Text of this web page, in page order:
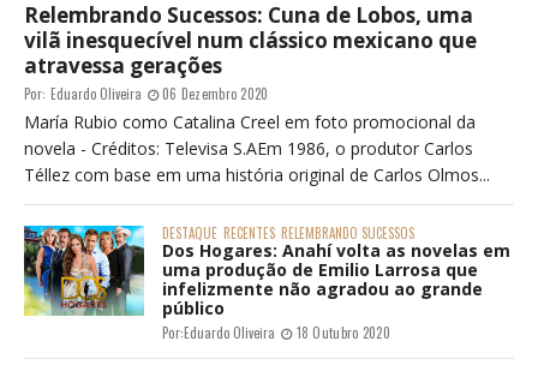
Relembrando Sucessos: Cuna de Lobos, uma
vilã inesquecível num clássico mexicano que
atravessa gerações
Por: Eduardo Oliveira 06 Dezembro 2020
María Rubio como Catalina Creel em foto promocional da
novela - Créditos: Televisa S.AEm 1986, o produtor Carlos
Téllez com base em uma história original de Carlos Olmos...
DESTAQUE RECENTES RELEMBRANDO SUCESSOS
Dos Hogares: Anahí volta as novelas em
uma produção de Emilio Larrosa que
infelizmente não agradou ao grande
público
Por:Eduardo Oliveira 18 Outubro 2020